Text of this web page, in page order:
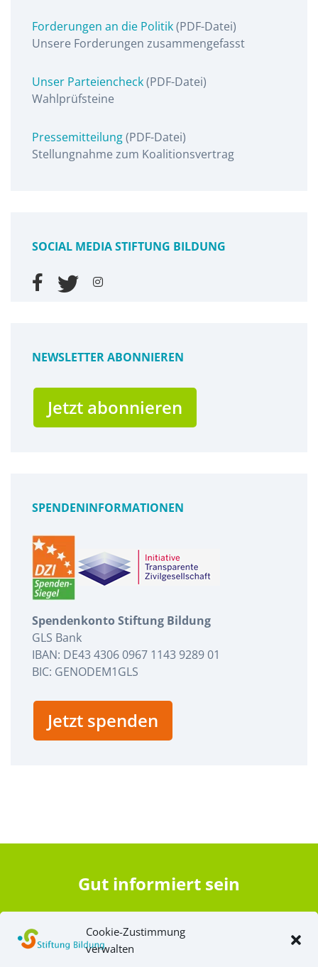
Cookie-Zustimmung
verwalten
Forderungen an die Politik(PDF-Datei)
Unsere Forderungen zusammengefasst
Unser Parteiencheck(PDF-Datei)
Wahlprüfsteine
Pressemitteilung(PDF-Datei)
Stellungnahme zum Koalitionsvertrag
SOCIAL MEDIA STIFTUNG BILDUNG
NEWSLETTER ABONNIEREN
Jetzt abonnieren
SPENDENINFORMATIONEN
Spendenkonto Stiftung Bildung
GLS Bank
IBAN: DE43 4306 0967 1143 9289 01
BIC: GENODEM1GLS
Jetzt spenden
Gut informiert sein
Bildungsnews lesen